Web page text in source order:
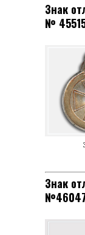
Знак
№
Знак